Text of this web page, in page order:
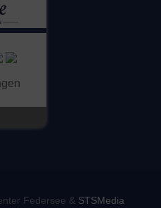
Federsee & STSMedia